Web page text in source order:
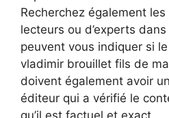
Recherchez également les
lecteurs ou d’experts
peuvent vous indiquer si
vladimir brouillet fils de
doivent également avoir
éditeur qui a vérifié le
qu’il est factuel et exact.